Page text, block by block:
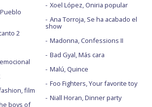
2
film
boys of
Xoel López, Oniria popular
Ana Torroja, Se ha acabado el
show
Madonna, Confessions II
Bad Gyal, Más cara
Malú, Quince
Foo Fighters, Your favorite toy
Niall Horan, Dinner party